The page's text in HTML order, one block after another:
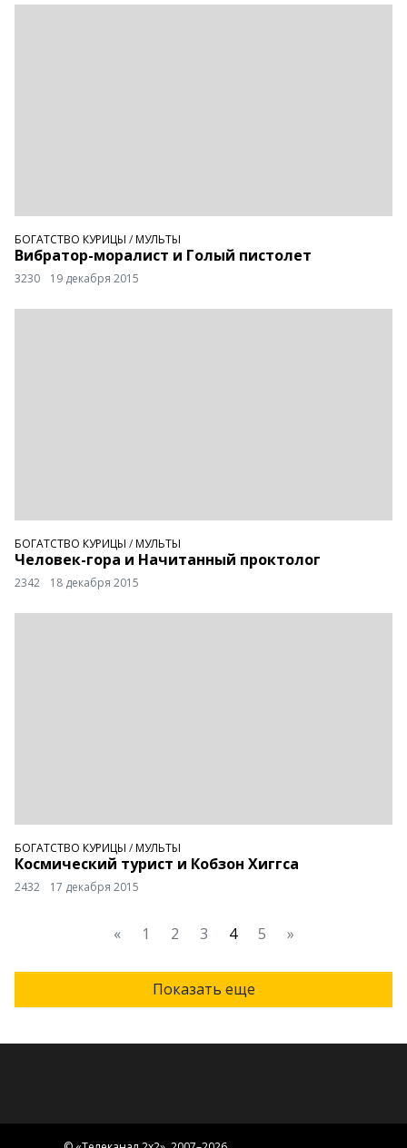
БОГАТСТВО КУРИЦЫ /МУЛЬТЫ
Вибратор-моралист и Голый пистолет
3230 19 декабря 2015
БОГАТСТВО КУРИЦЫ /МУЛЬТЫ
Человек-гора и Начитанный проктолог
2342 18 декабря 2015
БОГАТСТВО КУРИЦЫ /МУЛЬТЫ
Космический турист и Кобзон Хиггса
2432 17 декабря 2015
« 1 2 3 4 5 »
Показать еще